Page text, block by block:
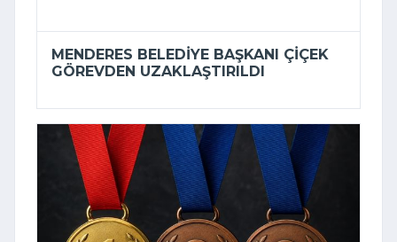
MENDERES BELEDIYE BAŞKANI ÇIÇEK
GÖREVDEN UZAKLAŞTIRILDI